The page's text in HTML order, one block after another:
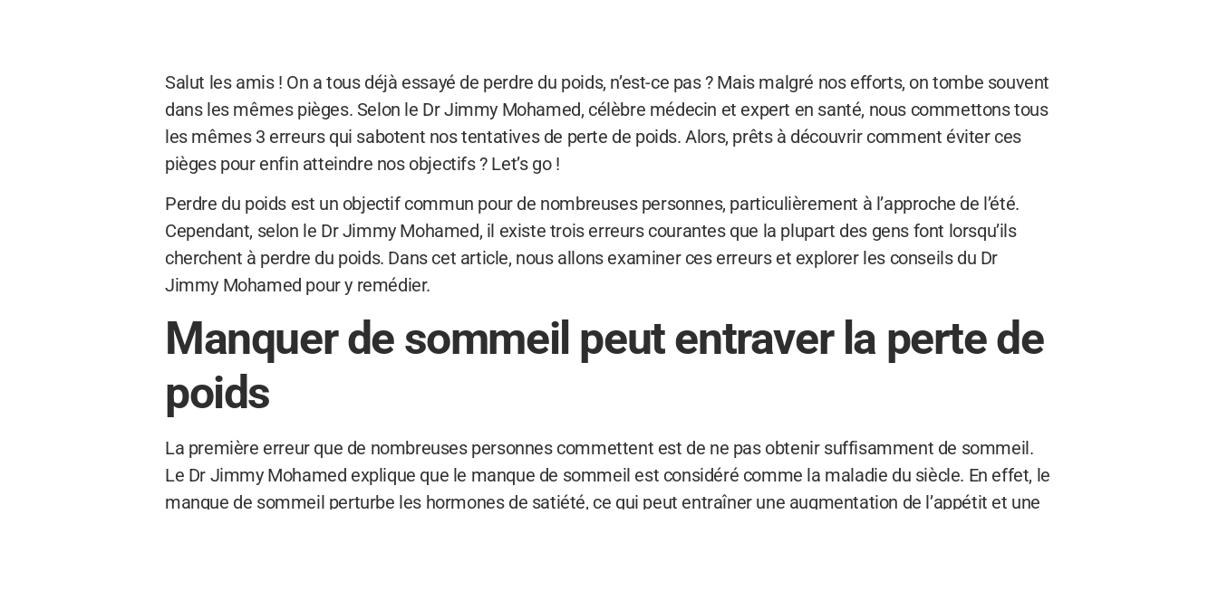
Salut les amis ! On a tous déjà essayé de perdre du poids, n’est-ce pas ? Mais malgré nos efforts, on tombe souvent
dans les mêmes pièges. Selon le Dr Jimmy Mohamed, célèbre médecin et expert en santé, nous commettons tous
les mêmes 3 erreurs qui sabotent nos tentatives de perte de poids. Alors, prêts à découvrir comment éviter ces
pièges pour enfin atteindre nos objectifs ? Let’s go !
Perdre du poids est un objectif commun pour de nombreuses personnes, particulièrement à l’approche de l’été.
Cependant, selon le Dr Jimmy Mohamed, il existe trois erreurs courantes que la plupart des gens font lorsqu’ils
cherchent à perdre du poids. Dans cet article, nous allons examiner ces erreurs et explorer les conseils du Dr
Jimmy Mohamed pour y remédier.
Manquer de sommeil peut entraver la perte de
poids
La première erreur que de nombreuses personnes commettent est de ne pas obtenir suffisamment de sommeil.
Le Dr Jimmy Mohamed explique que le manque de sommeil est considéré comme la maladie du siècle. En effet, le
manque de sommeil perturbe les hormones de satiété, ce qui peut entraîner une augmentation de l’appétit et une